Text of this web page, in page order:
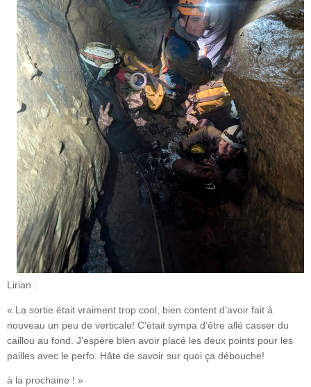
Lirian :
« La sortie était vraiment trop cool, bien content d’avoir fait à
nouveau un peu de verticale! C’était sympa d’être allé casser du
caillou au fond. J’espère bien avoir placé les deux points pour les
pailles avec le perfo. Hâte de savoir sur quoi ça débouche!
à la prochaine ! »